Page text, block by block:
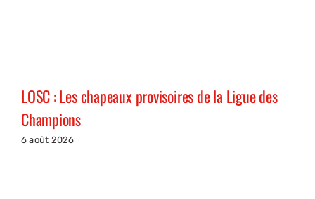
LOSC : Les chapeaux provisoires de la Ligue des
Champions
6 août 2026